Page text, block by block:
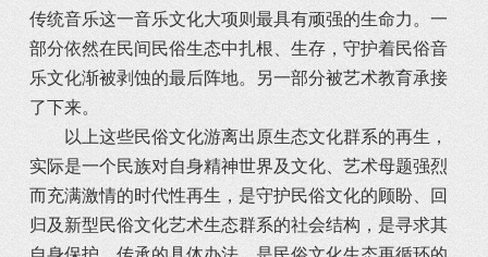
传统音乐这一音乐文化大项则最具有顽强的生命力。一
部分依然在民间民俗生态中扎根、生存，守护着民俗音
乐文化渐被剥蚀的最后阵地。另一部分被艺术教育承接
了下来。
以上这些民俗文化游离出原生态文化群系的再生，
实际是一个民族对自身精神世界及文化、艺术母题强烈
而充满激情的时代性再生，是守护民俗文化的顾盼、回
归及新型民俗文化艺术生态群系的社会结构，是寻求其